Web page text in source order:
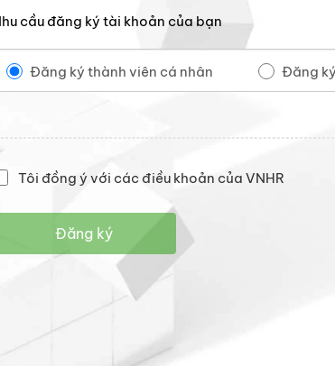
cầu đăng ký tài khoản của bạn
Đăng ký thành viên cá nhân Đăng
Tôi đồng ý với các điều khoản của VNHR
Đăng ký